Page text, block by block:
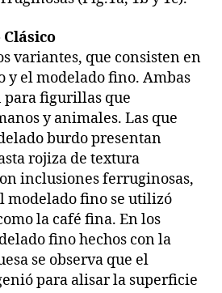
variantes, que consisten en
y el modelado fino. Ambas
para figurillas que
y animales. Las que
burdo presentan
rojiza de textura
inclusiones ferruginosas,
modelado fino se utilizó
la café fina. En los
fino hechos con la
se observa que el
para alisar la superficie